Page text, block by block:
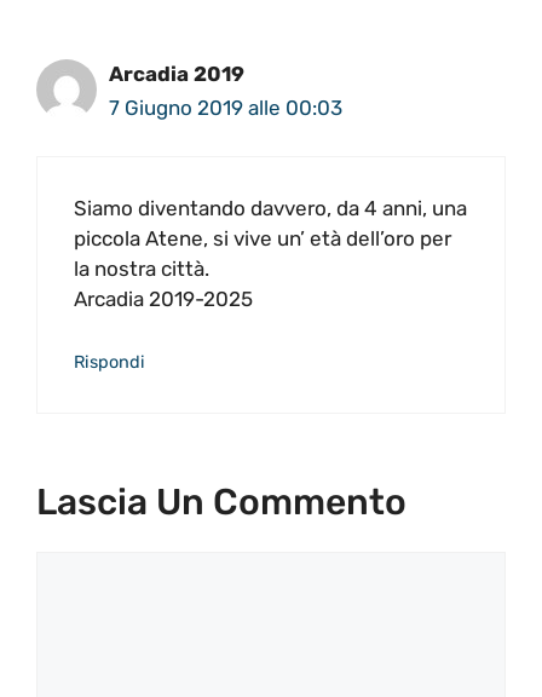
Arcadia 2019
7 Giugno 2019 alle 00:03
Siamo diventando davvero, da 4 anni, una
piccola Atene, si vive un’ età dell’oro per
la nostra città.
Arcadia 2019-2025
Rispondi
Lascia Un Commento